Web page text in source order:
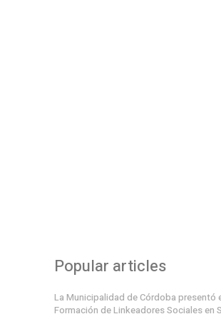
Popular articles
La Municipalidad de Córdoba presentó
Formación de Linkeadores Sociales en